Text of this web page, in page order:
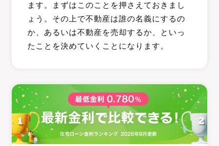
ます。まずはこのことを押さえておきまし
ょう。その上で不動産は誰の名義にするの
か、あるいは不動産を売却するか、といっ
たことを決めていくことになります。